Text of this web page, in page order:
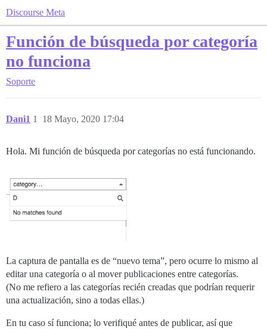
Discourse Meta
Función de búsqueda por categoría
no funciona
Soporte
Dani1 18 Mayo, 2020 17:04
1
Hola. Mi función de búsqueda por categorías no está funcionando.
La captura de pantalla es de “nuevo tema”, pero ocurre lo mismo al
editar una categoría o al mover publicaciones entre categorías.
(No me refiero a las categorías recién creadas que podrían requerir
una actualización, sino a todas ellas.)
En tu caso sí funciona; lo verifiqué antes de publicar, así que